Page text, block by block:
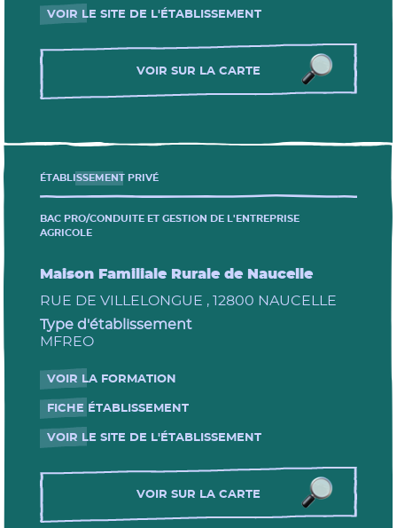
VOIR LE SITE DE L'ÉTABLISSEMENT
- Nouvelle fenêtre
VOIR SUR LA CARTE
ÉTABLISSEMENT PRIVÉ
BAC PRO/CONDUITE ET GESTION DE L'ENTREPRISE
AGRICOLE
Maison Familiale Rurale de Naucelle
RUE DE VILLELONGUE , 12800 NAUCELLE
Type d'établissement
MFREO
VOIR LA FORMATION
- Nouvelle fenêtre
FICHE ÉTABLISSEMENT
- Nouvelle fenêtre
VOIR LE SITE DE L'ÉTABLISSEMENT
- Nouvelle fenêtre
VOIR SUR LA CARTE